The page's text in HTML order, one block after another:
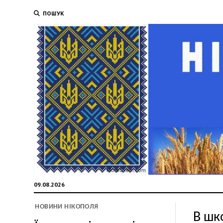
ПОШУК
09.08.2026
НОВИНИ НІКОПОЛЯ
В